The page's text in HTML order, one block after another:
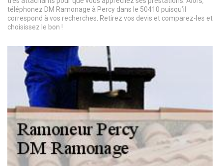
téléphonez DM Ramonage à Percy dans le 50410 puisqu’il
correspond à vos recherches. Retirez vos devis et comparez-les et
choisissez le bon !